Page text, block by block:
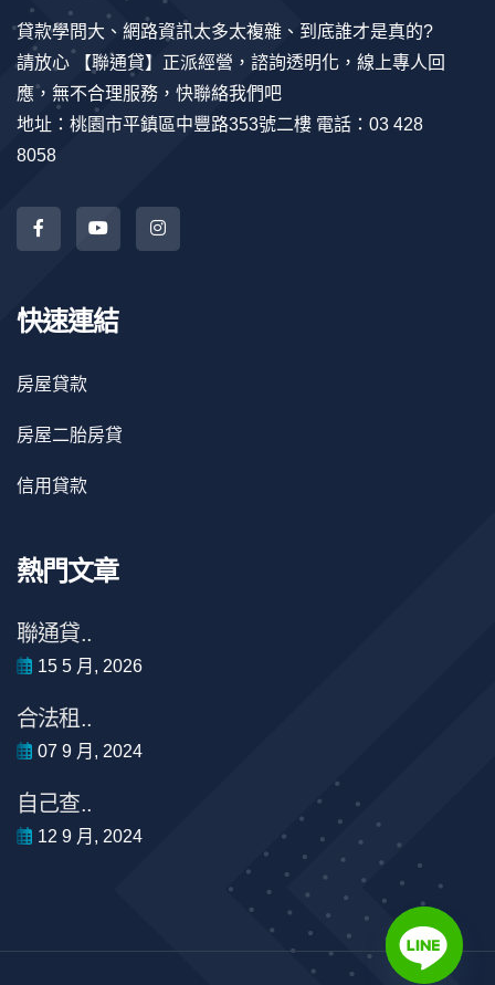
貸款學問大、網路資訊太多太複雜、到底誰才是真的?
請放心 【聯通貸】正派經營，諮詢透明化，線上專人回
應，無不合理服務，快聯絡我們吧
地址：桃園市平鎮區中豐路353號二樓 電話：03 428
8058
快速連結
房屋貸款
房屋二胎房貸
信用貸款
熱門文章
聯通貸..
15 5 月, 2026
合法租..
07 9 月, 2024
自己查..
12 9 月, 2024